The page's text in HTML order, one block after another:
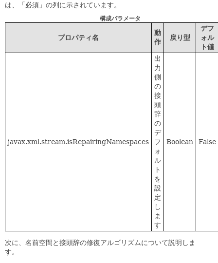
ヘルプ
は、「必須」の列に示されています。
構成パラメータ
プロパティ名
動
作
戻り型
デフ
ォル
ト値
javax.xml.stream.isRepairingNamespaces
出
力
側
の
接
頭
辞
の
デ
フ
ォ
ル
ト
を
設
定
し
ま
す
Boolean False
次に、名前空間と接頭辞の修復アルゴリズムについて説明しま
す。